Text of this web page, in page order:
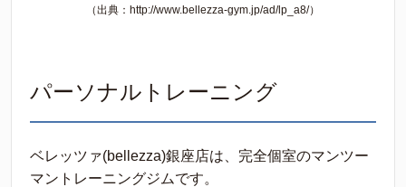
（出典：http://www.bellezza-gym.jp/ad/lp_a8/）
パーソナルトレーニング
ベレッツァ(bellezza)銀座店は、完全個室のマンツー
マントレーニングジムです。